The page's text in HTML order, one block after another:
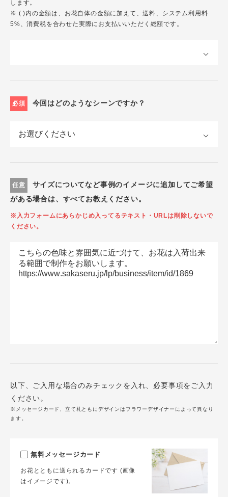
します。
※ ( )内の金額は、お花自体の金額に加えて、送料、システム利用料
5%、消費税を合わせた実際にお支払いいただく総額です。
必須 今回はどのようなシーンですか？
任意
サイズについてなど事例のイメージに追加してご希望
がある場合は、すべてお教えください。
※入力フォームにあらかじめ入ってるテキスト・URLは削除しないで
ください。
以下、ご入用な場合のみチェックを入れ、必要事項をご入力
ください。
※メッセージカード、立て札ともにデザインはフラワーデザイナーによって異なり
ます。
無料メッセージカード
お花とともに送られるカードです (画像
はイメージです)。